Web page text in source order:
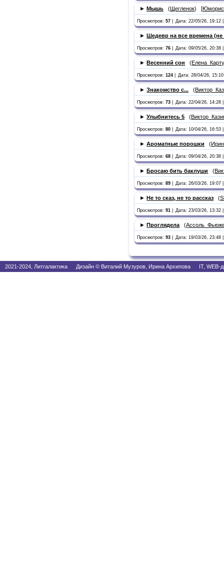
► Мышь ( Щегленок) [
Просмотров:57 Дата: 22/05/26, 19:12 |
► Шедевр на все времена
Просмотров:76 Дата: 09/05/26, 20:38 |
► Весенний сон (
Просмотров:124 Дата: 28/04/26,
►Знакомство с... (
Просмотров:73 Дата: 22/04/26, 14:28 |
►Улыбнитесь 5 (
Просмотров:80 Дата: 10/04/26, 16:53 |
►Ароматные порошки (
Просмотров:68 Дата: 09/04/26, 20:38 |
► Бросаю бить баклуши (
Просмотров:89 Дата: 26/03/26, 19:07 |
► Не то сказ, не то рассказ (
Просмотров:91 Дата: 23/03/26, 13:32 |
► Проглядела (
Просмотров:93 Дата: 19/03/26, 23:48 |
2021-2024, Литгалактика Дизайн © Виталий Музуров, Ирина Архипова IT, WEB-